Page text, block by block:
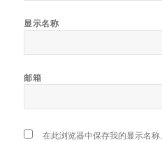
显示名称
邮箱
在此浏览器中保存我的显示名